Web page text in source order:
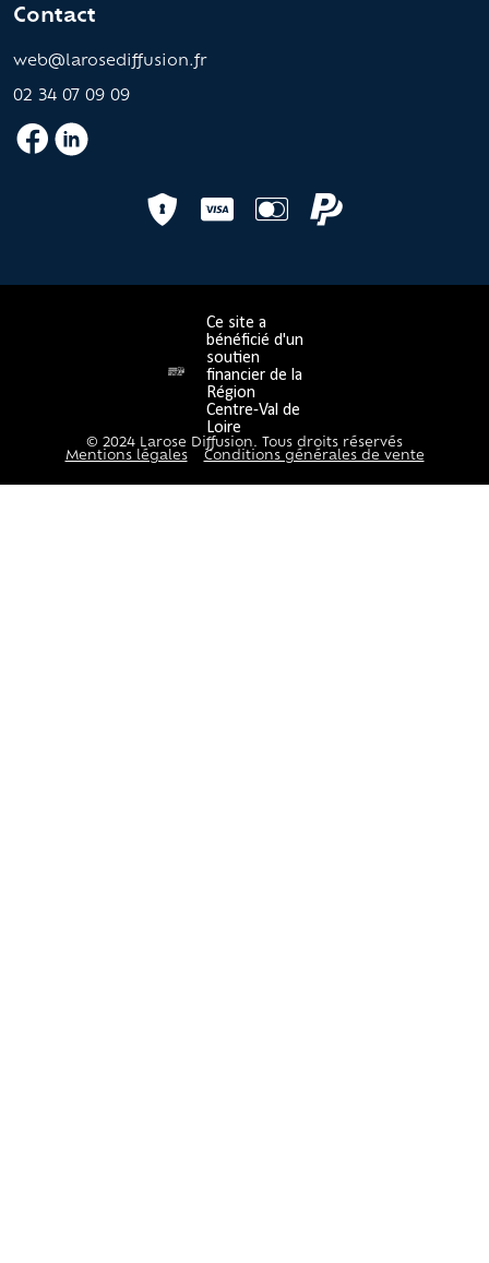
Contact
web@larosediffusion.fr
02 34 07 09 09
Ce site a
bénéficié d'un
soutien
financier de la
Région
Centre-Val de
Loire
© 2024 Larose Diffusion. Tous droits réservés
Mentions légales
Conditions générales de vente